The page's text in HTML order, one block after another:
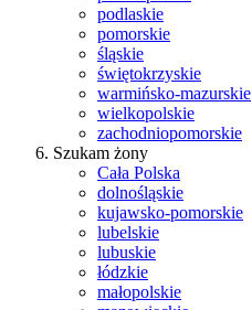
podlaskie
pomorskie
śląskie
świętokrzyskie
warmińsko-mazurskie
wielkopolskie
zachodniopomorskie
Szukam żony
Cała Polska
dolnośląskie
kujawsko-pomorskie
lubelskie
lubuskie
łódzkie
małopolskie